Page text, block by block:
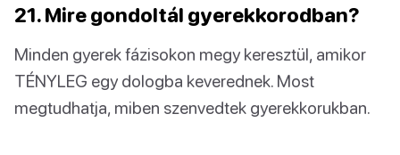
21. Mire gondoltál gyerekkorodban?
Minden gyerek fázisokon megy keresztül, amikor
TÉNYLEG egy dologba keverednek. Most
megtudhatja, miben szenvedtek gyerekkorukban.